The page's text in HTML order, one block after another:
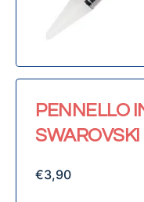
PENNELLO
€3,90